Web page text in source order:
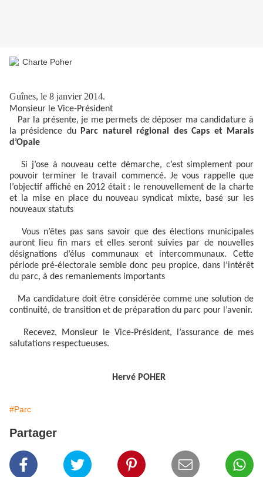
Guînes, le 8 janvier 2014.
Monsieur le Vice-Président
Par la présente, je me permets de déposer ma candidature à
la présidence du
Parc naturel régional des Caps et Marais
d’Opale
Si j’ose à nouveau cette démarche, c’est simplement pour
pouvoir terminer le travail commencé. Je vous rappelle que
l’objectif affiché en 2012 était : le renouvellement de la charte
et la mise en place du nouveau syndicat mixte, basé sur les
nouveaux statuts
Vous n’êtes pas sans savoir que des élections municipales
auront lieu fin mars et elles seront suivies par de nouvelles
désignations d’élus communaux et intercommunaux. Cette
période pré-électorale semble donc peu propice, dans l’intérêt
du parc, à des remaniements importants
Ma candidature doit être considérée comme une solution de
continuité, de transition et de préparation du parc pour l’avenir.
Recevez, Monsieur le Vice-Président, l’assurance de mes
salutations respectueuses.
Hervé POHER
#Parc
Partager